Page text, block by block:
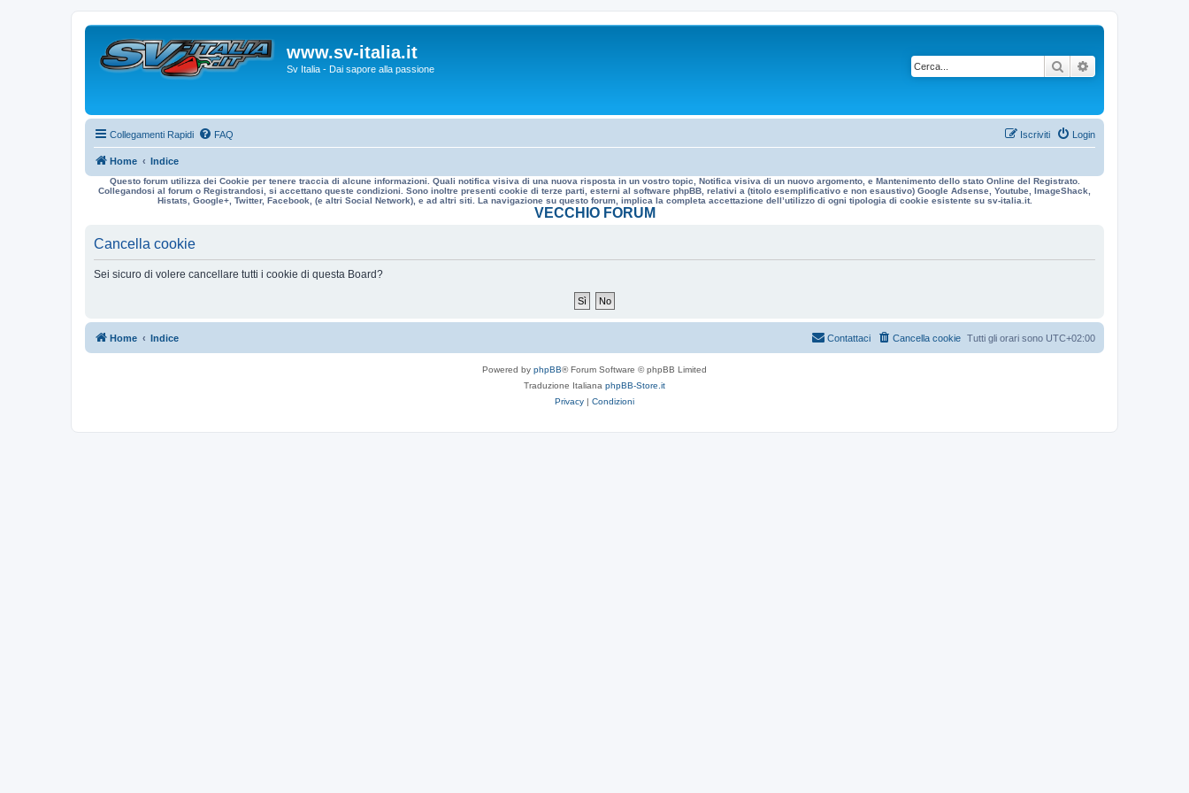
www.sv-italia.it
Sv Italia - Dai sapore alla passione Cerca
Collegamenti Rapidi FAQ Login
Iscriviti
Home Indice
Questo forum utilizza dei Cookie per tenere traccia di alcune informazioni. Quali notifica visiva di una nuova risposta in un vostro topic, Notifica visiva di un nuovo argomento, e Mantenimento dello stato Online del Registrato.
Collegandosi al forum o Registrandosi, si accettano queste condizioni. Sono inoltre presenti cookie di terze parti, esterni al software phpBB, relativi a (titolo esemplificativo e non esaustivo) Google Adsense, Youtube, ImageShack,
Histats, Google+, Twitter, Facebook, (e altri Social Network), e ad altri siti. La navigazione su questo forum, implica la completa accettazione dell’utilizzo di ogni tipologia di cookie esistente su sv-italia.it.
VECCHIO FORUM
Cancella cookie
Sei sicuro di volere cancellare tutti i cookie di questa Board?
Home Indice Tutti gli orari sono UTC+02:00
Cancella cookie
Contattaci
Powered by phpBB® Forum Software © phpBB Limited
Traduzione Italiana phpBB-Store.it
Privacy | Condizioni